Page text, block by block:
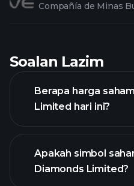
Compañía de Minas
Soalan Lazim
Berapa harga
Limited hari ini?
Apakah simbol
Diamonds Limited?